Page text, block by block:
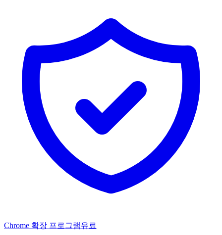
Chrome 확장 프로그램유료